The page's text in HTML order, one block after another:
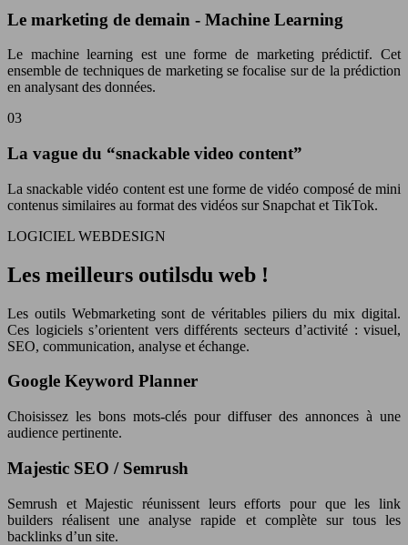
Le marketing de demain - Machine Learning
Le machine learning est une forme de marketing prédictif. Cet
ensemble de techniques de marketing se focalise sur de la prédiction
en analysant des données.
03
La vague du “snackable video content”
La snackable vidéo content est une forme de vidéo composé de mini
contenus similaires au format des vidéos sur Snapchat et TikTok.
LOGICIEL WEBDESIGN
Les meilleurs outilsdu web !
Les outils Webmarketing sont de véritables piliers du mix digital.
Ces logiciels s’orientent vers différents secteurs d’activité : visuel,
SEO, communication, analyse et échange.
Google Keyword Planner
Choisissez les bons mots-clés pour diffuser des annonces à une
audience pertinente.
Majestic SEO / Semrush
Semrush et Majestic réunissent leurs efforts pour que les link
builders réalisent une analyse rapide et complète sur tous les
backlinks d’un site.